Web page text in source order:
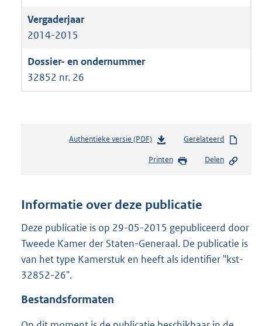
2014-2015
32852 nr. 26
Authentieke versie (PDF)b
s
n
s
r
o
:
Gerelateerd
Printen Delen
Informatie over deze publicatie
Deze publicatie is op 29-05-2015 gepubliceerd door
Tweede Kamer der Staten-Generaal. De publicatie is
van het type Kamerstuk en heeft als identifier "kst-
32852-26".
Bestandsformaten